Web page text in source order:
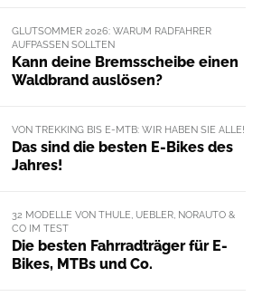
GLUTSOMMER 2026: WARUM RADFAHRER
AUFPASSEN SOLLTEN
Kann deine Bremsscheibe einen
Waldbrand auslösen?
VON TREKKING BIS E-MTB: WIR HABEN SIE ALLE!
Das sind die besten E-Bikes des
Jahres!
32 MODELLE VON THULE, UEBLER, NORAUTO &
CO IM TEST
Die besten Fahrradträger für E-
Bikes, MTBs und Co.